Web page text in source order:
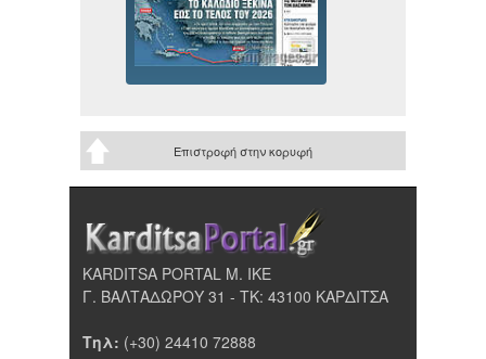
Επιστροφή στην κορυφή
KARDITSA PORTAL Μ. ΙΚΕ
Γ. ΒΑΛΤΑΔΩΡΟΥ 31 - ΤΚ: 43100 ΚΑΡΔΙΤΣΑ
Τηλ: (+30) 24410 72888